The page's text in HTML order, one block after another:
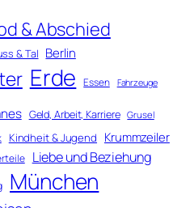
& Abschied
& Tal Berlin
Erde Essen Fahrzeuge
Geld, Arbeit, Karriere Grusel
Kindheit & Jugend Krummzeiler
Liebe und Beziehung
München